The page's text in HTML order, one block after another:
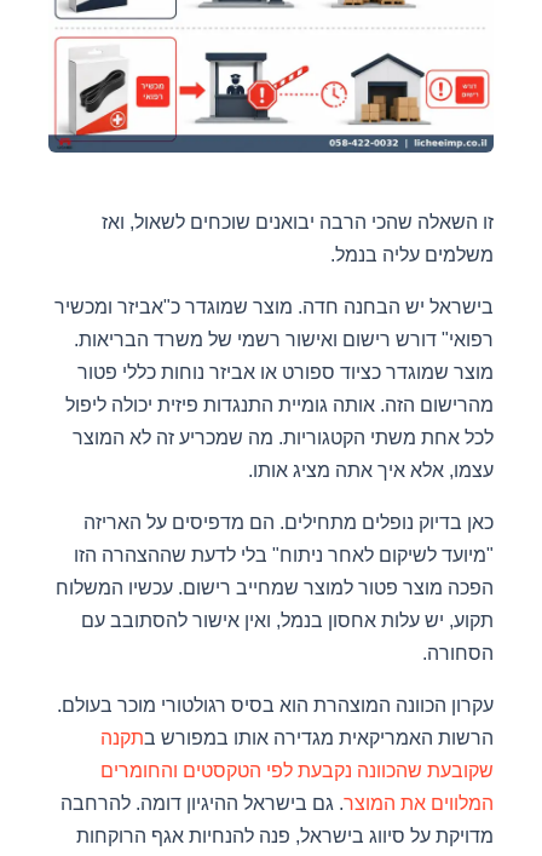
זו השאלה שהכי הרבה יבואנים שוכחים לשאול, ואז
משלמים עליה בנמל.
בישראל יש הבחנה חדה. מוצר שמוגדר כ"אביזר ומכשיר
רפואי" דורש רישום ואישור רשמי של משרד הבריאות.
מוצר שמוגדר כציוד ספורט או אביזר נוחות כללי פטור
מהרישום הזה. אותה גומיית התנגדות פיזית יכולה ליפול
לכל אחת משתי הקטגוריות. מה שמכריע זה לא המוצר
עצמו, אלא איך אתה מציג אותו.
כאן בדיוק נופלים מתחילים. הם מדפיסים על האריזה
"מיועד לשיקום לאחר ניתוח" בלי לדעת שההצהרה הזו
הפכה מוצר פטור למוצר שמחייב רישום. עכשיו המשלוח
תקוע, יש עלות אחסון בנמל, ואין אישור להסתובב עם
הסחורה.
עקרון הכוונה המוצהרת הוא בסיס רגולטורי מוכר בעולם.
הרשות האמריקאית מגדירה אותו במפורש בתקנה
שקובעת שהכוונה נקבעת לפי הטקסטים והחומרים
המלווים את המוצר. גם בישראל ההיגיון דומה. להרחבה
מדויקת על סיווג בישראל, פנה להנחיות אגף הרוקחות